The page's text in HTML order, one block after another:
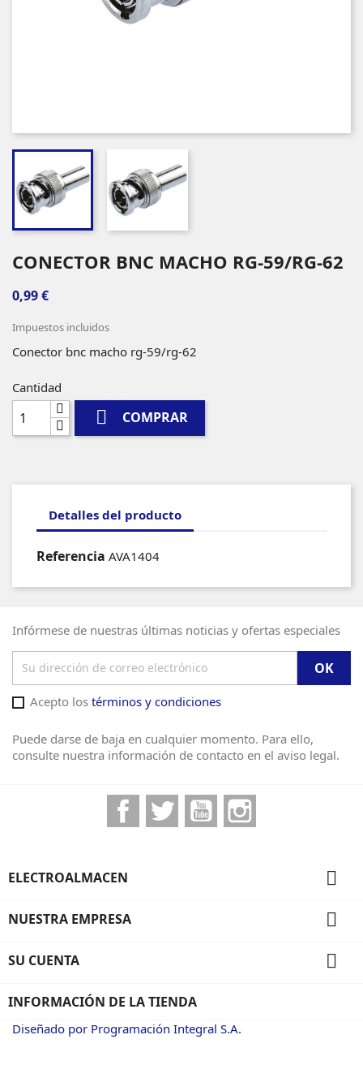
CONECTOR BNC MACHO RG-59/RG-62
0,99 €
Impuestos incluidos
Conector bnc macho rg-59/rg-62
Cantidad
 COMPRAR
Detalles del producto
Referencia AVA1404
Infórmese de nuestras últimas noticias y ofertas especiales
Acepto los términos y condiciones
Puede darse de baja en cualquier momento. Para ello,
consulte nuestra información de contacto en el aviso legal.
FacebookTwitter YouTube
ELECTROALMACEN 
NUESTRA EMPRESA 
SU CUENTA 
INFORMACIÓN DE LA TIENDA
Diseñado por Programación Integral S.A.